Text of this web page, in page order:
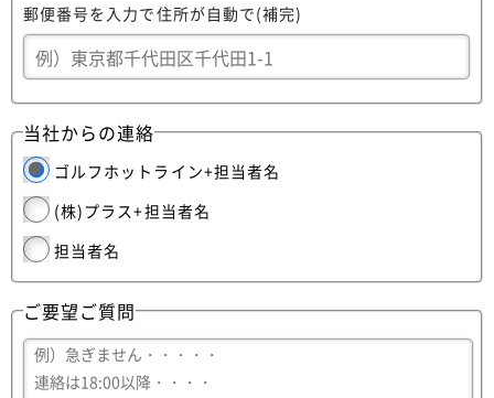
郵便番号を入力で住所が自動で(補完)
当社からの連絡
ゴルフホットライン+担当者名
(株)プラス+担当者名
担当者名
ご要望ご質問